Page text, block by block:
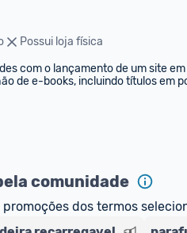
Possui loja física
com o lançamento de um site
de e-books, incluindo títulos em
comunidade
dos termos